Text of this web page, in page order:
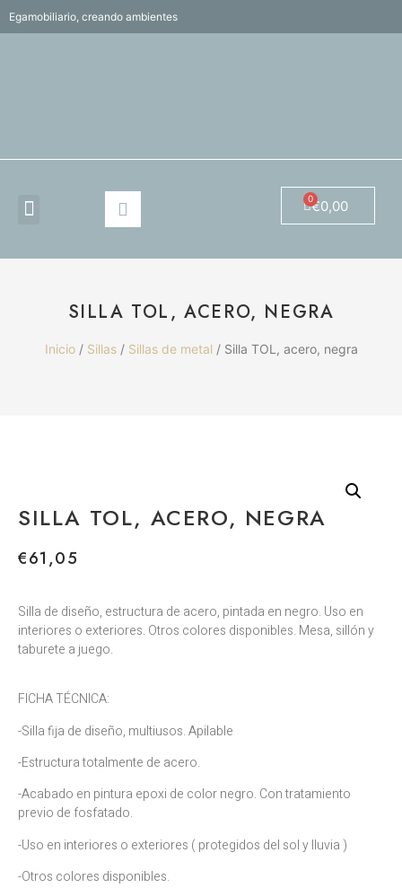
Egamobiliario, creando ambientes
€0,00
SILLA TOL, ACERO, NEGRA
Inicio/ Sillas/ Sillas de metal / Silla TOL, acero, negra
SILLA TOL, ACERO, NEGRA
€61,05
Silla de diseño, estructura de acero, pintada en negro. Uso en
interiores o exteriores. Otros colores disponibles. Mesa, sillón y
taburete a juego.
FICHA TÉCNICA:
-Silla fija de diseño, multiusos. Apilable
-Estructura totalmente de acero.
-Acabado en pintura epoxi de color negro. Con tratamiento
previo de fosfatado.
-Uso en interiores o exteriores ( protegidos del sol y lluvia )
-Otros colores disponibles.